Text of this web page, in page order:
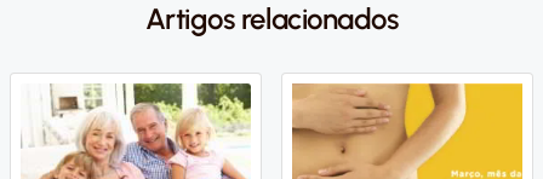
Artigos relacionados